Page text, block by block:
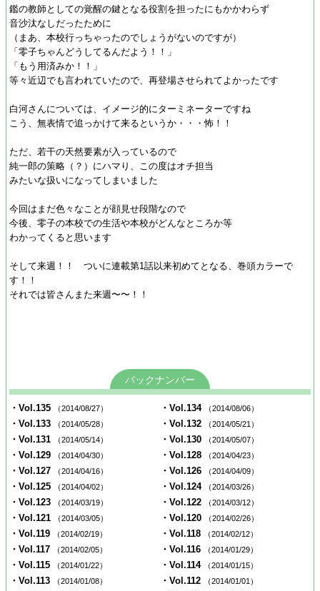
鑑の教師としての覚醒の鍵となる役割を担ったにもかかわらず
音沙汰なしだったために
（まあ、本校行っちゃったのでしょうがないのですが）
「零子ちゃんどうしてるんだよう！！」
「もう用済みか！！」
等々近辺でも言われていたので、再登場させられてよかったです
白河さんについては、イメージ的にターミネーターですね
こう、無表情で追っかけて来るというか・・・怖！！
ただ、若干の天然要素が入っているので
純一郎の策略（？）にハマり、この度はオチ担当
みたいな扱いになってしまいました
今回はまだ色々なことが顔見せ段階なので
今後、零子の本校での生活や本校がどんなところか等
わかってくると思います
そして来週！！ ついに連載第1話以来初めてとなる、巻頭カラーで
す！！
それでは皆さんまた来週〜〜！！
バックナンバー
・Vol.135 （2014/08/27） ・Vol.134 （2014/08/06）
・Vol.133 （2014/05/28） ・Vol.132 （2014/05/21）
・Vol.131 （2014/05/14） ・Vol.130 （2014/05/07）
・Vol.129 （2014/04/30） ・Vol.128 （2014/04/23）
・Vol.127 （2014/04/16） ・Vol.126 （2014/04/09）
・Vol.125 （2014/04/02） ・Vol.124 （2014/03/26）
・Vol.123 （2014/03/19） ・Vol.122 （2014/03/12）
・Vol.121 （2014/03/05） ・Vol.120 （2014/02/26）
・Vol.119 （2014/02/19） ・Vol.118 （2014/02/12）
・Vol.117 （2014/02/05） ・Vol.116 （2014/01/29）
・Vol.115 （2014/01/22） ・Vol.114 （2014/01/15）
・Vol.113 （2014/01/08） ・Vol.112 （2014/01/01）